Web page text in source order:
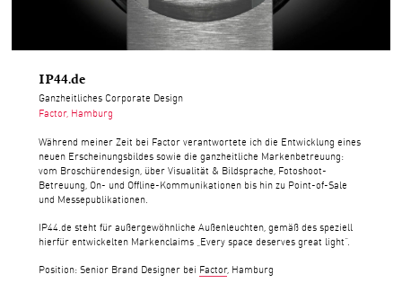
IP44.de
Ganzheitliches Corporate Design
Factor, Hamburg
Während meiner Zeit bei Factor verantwortete ich die Entwicklung eines
neuen Erscheinungsbildes sowie die ganzheitliche Markenbetreuung:
vom Broschürendesign, über Visualität & Bildsprache, Fotoshoot-
Betreuung, On- und Offline-Kommunikationen bis hin zu Point-of-Sale
und Messepublikationen.
IP44.de steht für außergewöhnliche Außenleuchten, gemäß des speziell
hierfür entwickelten Markenclaims „Every space deserves great light“.
Position: Senior Brand Designer bei Factor, Hamburg